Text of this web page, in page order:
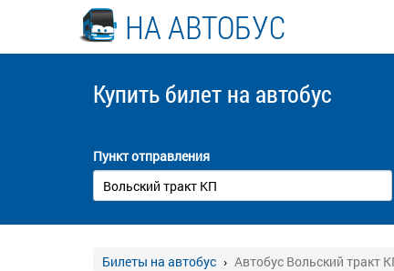
НА АВТОБУС
Купить билет на автобус
Пункт отправления
Билеты на автобус Автобус Вольский тракт